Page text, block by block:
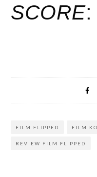
SCORE:
FILM FLIPPED FILM
REVIEW FILM FLIPPED